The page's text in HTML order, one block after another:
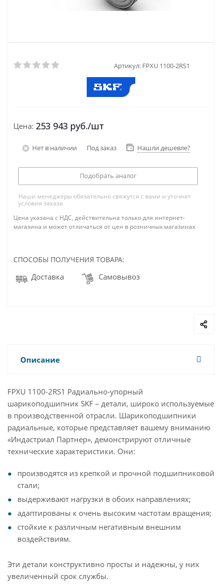
Артикул: FPXU 1100-2RS1
Цена: 253 943 руб./шт
Нет в наличии Под заказ Нашли дешевле?
Подобрать аналог
Наши менеджеры обязательно свяжутся с вами и уточнят
условия заказа
Цена указана с НДС, действительна только для интернет-
магазина и может отличаться от цен в розничных магазинах
СПОСОБЫ ПОЛУЧЕНИЯ ТОВАРА:
Доставка Самовывоз
Описание
FPXU 1100-2RS1 Радиально-упорный
шарикоподшипник SKF – детали, широко используемые
в производственной отрасли. Шарикоподшипники
радиальные, которые представляет вашему вниманию
«Индастриал Партнер», демонстрируют отличные
технические характеристики. Они:
производятся из крепкой и прочной подшипниковой
стали;
выдерживают нагрузки в обоих направлениях;
адаптированы к очень высоким частотам вращения;
стойкие к различным негативным внешним
воздействиям.
Эти детали конструктивно просты и надежны, у них
увеличенный срок службы.